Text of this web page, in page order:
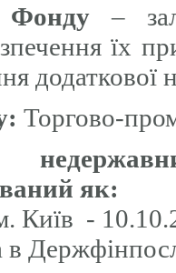
Фонду–
їх
Торгово-
як:
Київ -
в